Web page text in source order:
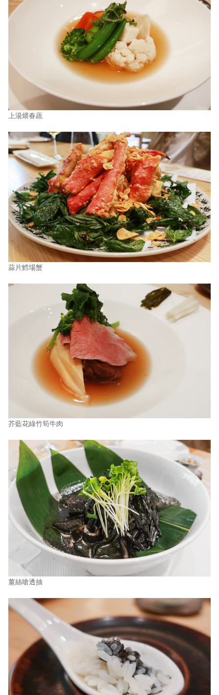
上湯煨春蔬
蒜片鱈場蟹
芥藍花綠竹筍牛肉
薑絲嗆透抽